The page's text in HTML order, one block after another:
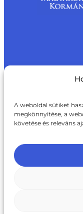
A weboldal sütiket
megkönnyítése, a
követése és releváns
Jogi
ite@a
ki.gov.